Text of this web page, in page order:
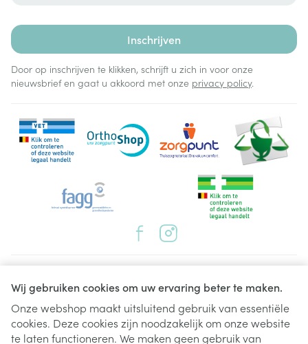
Wij gebruiken cookies om uw ervaring beter te maken.
Onze webshop maakt uitsluitend gebruik van essentiële
cookies. Deze cookies zijn noodzakelijk om onze website
te laten functioneren. We maken geen gebruik van
Inschrijven
Door op inschrijven te klikken, schrijft u zich in voor onze
nieuwsbrief en gaat u akkoord met onze privacy policy.
Juridische links